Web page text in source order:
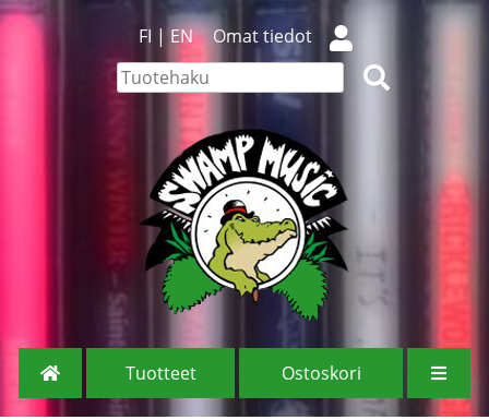
FI | EN Omat tiedot
Tuotteet Ostoskori